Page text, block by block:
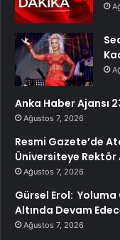
Anka Haber Ajansı
Ağustos 7, 2026
Resmi Gazete’de
Üniversiteye Rektör
Ağustos 7, 2026
Gürsel Erol:
Altında Devam
Ağustos 7, 2026